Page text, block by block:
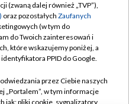
(zwaną dalej również „TVP”),
oraz pozostałych Zaufanych
(w tym do
do Twoich zainteresowań i
które wskazujemy poniżej, a
PPID do Google.
przez Ciebie naszych
„Portalem”, w tym informacje
jak: pliki cookie, sygnalizatory